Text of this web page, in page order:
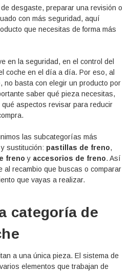
desgaste, preparar una revisión o
con más seguridad, aquí
que necesitas de forma más
en la seguridad, en el control del
coche en el día a día. Por eso, al
, no basta con elegir un producto por
saber qué pieza necesitas,
aspectos revisar para reducir
las subcategorías más
sustitución: pastillas de freno,
freno y accesorios de freno. Así
al recambio que buscas o comparar
que vayas a realizar.
categoría de
a una única pieza. El sistema de
elementos que trabajan de